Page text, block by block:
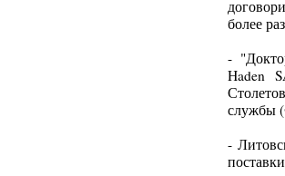
более
-
Haden
службы
-